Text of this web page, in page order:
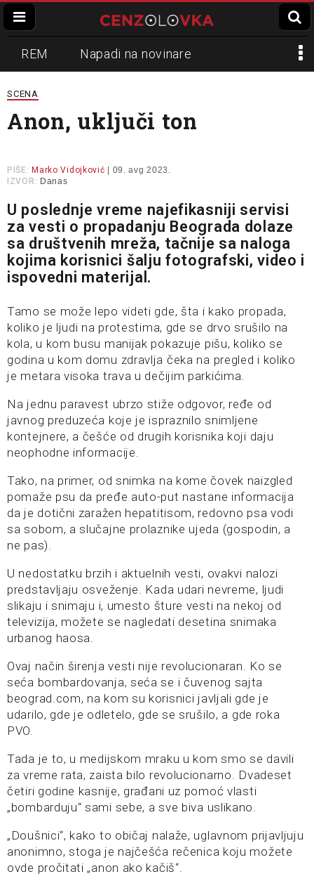
REM Napadi na novinare
Zvučni top
Propaganda Lokalni mediji
SCENA
Anon, uključi ton
PIŠE: Marko Vidojković | 09. avg 2023.
IZVOR: Danas
U poslednje vreme najefikasniji servisi
za vesti o propadanju Beograda dolaze
sa društvenih mreža, tačnije sa naloga
kojima korisnici šalju fotografski, video i
ispovedni materijal.
Tamo se može lepo videti gde, šta i kako propada,
koliko je ljudi na protestima, gde se drvo srušilo na
kola, u kom busu manijak pokazuje pišu, koliko se
godina u kom domu zdravlja čeka na pregled i koliko
je metara visoka trava u dečijim parkićima.
Na jednu paravest ubrzo stiže odgovor, ređe od
javnog preduzeća koje je ispraznilo snimljene
kontejnere, a češće od drugih korisnika koji daju
neophodne informacije.
Tako, na primer, od snimka na kome čovek naizgled
pomaže psu da pređe auto-put nastane informacija
da je dotični zaražen hepatitisom, redovno psa vodi
sa sobom, a slučajne prolaznike ujeda (gospodin, a
ne pas).
U nedostatku brzih i aktuelnih vesti, ovakvi nalozi
predstavljaju osveženje. Kada udari nevreme, ljudi
slikaju i snimaju i, umesto šture vesti na nekoj od
televizija, možete se nagledati desetina snimaka
urbanog haosa.
Ovaj način širenja vesti nije revolucionaran. Ko se
seća bombardovanja, seća se i čuvenog sajta
beograd.com, na kom su korisnici javljali gde je
udarilo, gde je odletelo, gde se srušilo, a gde roka
PVO.
Tada je to, u medijskom mraku u kom smo se davili
za vreme rata, zaista bilo revolucionarno. Dvadeset
četiri godine kasnije, građani uz pomoć vlasti
„bombarduju“ sami sebe, a sve biva uslikano.
„Doušnici“, kako to običaj nalaže, uglavnom prijavljuju
anonimno, stoga je najčešća rečenica koju možete
ovde pročitati „anon ako kačiš“.